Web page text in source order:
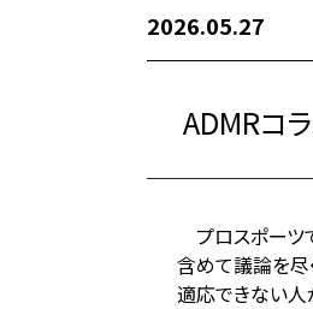
2026.05.27
ADMRコ
プロスポーツ
含めて議論を尽
適応できない人